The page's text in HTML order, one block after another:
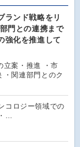
ランド戦略をリ
門との連携まで
強化を推進して
立案・推進 ・市
・関連部門とのク
コロジー領域での
…